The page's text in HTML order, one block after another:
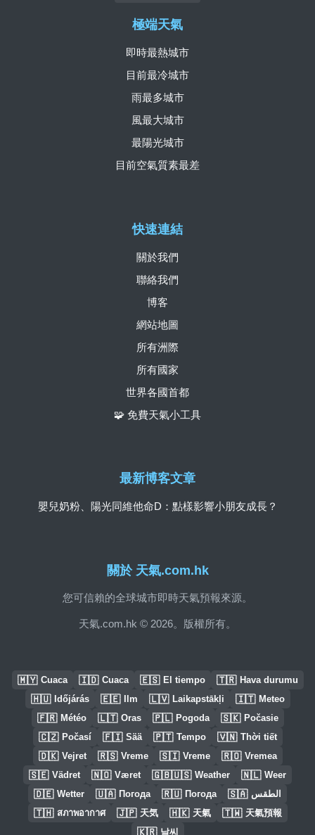
關於 天氣.com.hk
您可信賴的全球城市即時天氣預報來源。
天氣.com.hk © 2026。版權所有。
快速連結
關於我們
聯絡我們
博客
網站地圖
所有洲際
所有國家
世界各國首都
🧩 免費天氣小工具
極端天氣
即時最熱城市
目前最冷城市
雨最多城市
風最大城市
最陽光城市
目前空氣質素最差
最新博客文章
嬰兒奶粉、陽光同維他命D：點樣影響小朋友成長？
🇲🇾 Cuaca 🇮🇩 Cuaca 🇪🇸 El tiempo 🇹🇷 Hava durumu
🇭🇺 Időjárás 🇪🇪 Ilm 🇱🇻 Laikapstākļi 🇮🇹 Meteo
🇫🇷 Météo 🇱🇹 Oras 🇵🇱 Pogoda 🇸🇰 Počasie
🇨🇿 Počasí 🇫🇮 Sää 🇵🇹 Tempo 🇻🇳 Thời tiết
🇩🇰 Vejret 🇷🇸 Vreme 🇸🇮 Vreme 🇷🇴 Vremea
🇸🇪 Vädret 🇳🇴 Været 🇬🇧🇺🇸 Weather 🇳🇱 Weer
🇩🇪 Wetter 🇺🇦 Погода 🇷🇺 Погода 🇸🇦 الطقس
🇹🇭 สภาพอากาศ 🇯🇵 天気 🇭🇰 天氣 🇹🇼 天氣預報
🇰🇷 날씨